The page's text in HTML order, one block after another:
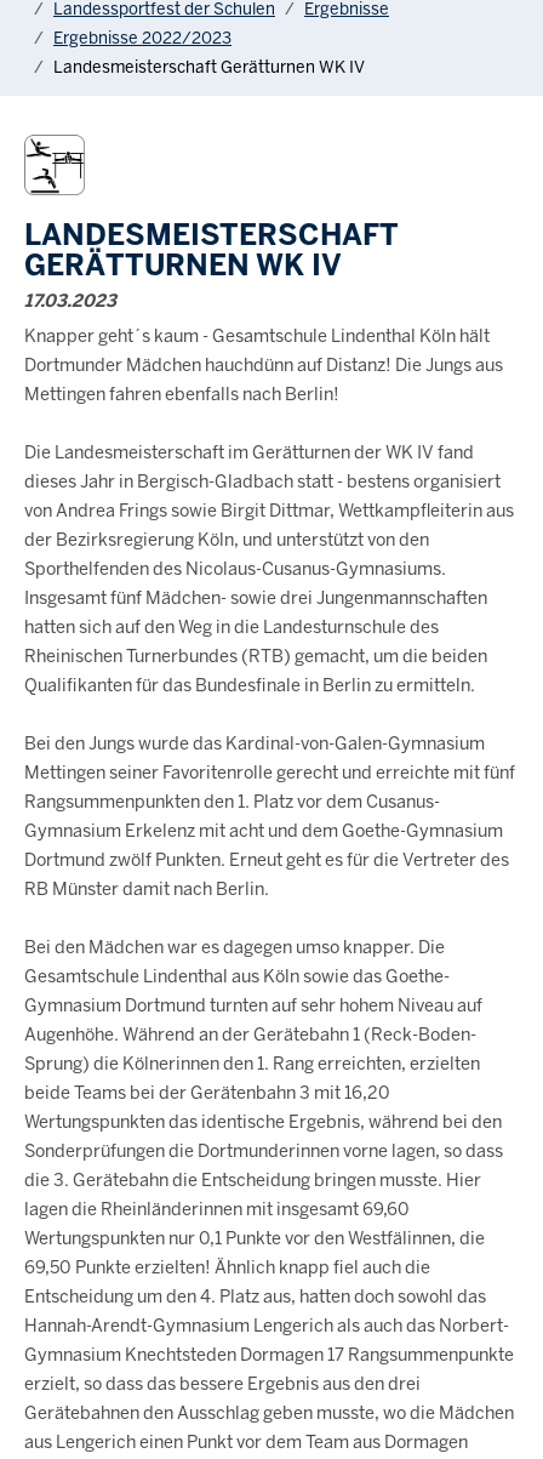
Landessportfest der Schulen
Ergebnisse
Ergebnisse 2022/2023
Landesmeisterschaft Gerätturnen WK IV
LANDESMEISTERSCHAFT
GERÄTTURNEN WK IV
17.03.2023
Knapper geht´s kaum - Gesamtschule Lindenthal Köln hält
Dortmunder Mädchen hauchdünn auf Distanz! Die Jungs aus
Mettingen fahren ebenfalls nach Berlin!
Die Landesmeisterschaft im Gerätturnen der WK IV fand
dieses Jahr in Bergisch-Gladbach statt - bestens organisiert
von Andrea Frings sowie Birgit Dittmar, Wettkampfleiterin aus
der Bezirksregierung Köln, und unterstützt von den
Sporthelfenden des Nicolaus-Cusanus-Gymnasiums.
Insgesamt fünf Mädchen- sowie drei Jungenmannschaften
hatten sich auf den Weg in die Landesturnschule des
Rheinischen Turnerbundes (RTB) gemacht, um die beiden
Qualifikanten für das Bundesfinale in Berlin zu ermitteln.
Bei den Jungs wurde das Kardinal-von-Galen-Gymnasium
Mettingen seiner Favoritenrolle gerecht und erreichte mit fünf
Rangsummenpunkten den 1. Platz vor dem Cusanus-
Gymnasium Erkelenz mit acht und dem Goethe-Gymnasium
Dortmund zwölf Punkten. Erneut geht es für die Vertreter des
RB Münster damit nach Berlin.
Bei den Mädchen war es dagegen umso knapper. Die
Gesamtschule Lindenthal aus Köln sowie das Goethe-
Gymnasium Dortmund turnten auf sehr hohem Niveau auf
Augenhöhe. Während an der Gerätebahn 1 (Reck-Boden-
Sprung) die Kölnerinnen den 1. Rang erreichten, erzielten
beide Teams bei der Gerätenbahn 3 mit 16,20
Wertungspunkten das identische Ergebnis, während bei den
Sonderprüfungen die Dortmunderinnen vorne lagen, so dass
die 3. Gerätebahn die Entscheidung bringen musste. Hier
lagen die Rheinländerinnen mit insgesamt 69,60
Wertungspunkten nur 0,1 Punkte vor den Westfälinnen, die
69,50 Punkte erzielten! Ähnlich knapp fiel auch die
Entscheidung um den 4. Platz aus, hatten doch sowohl das
Hannah-Arendt-Gymnasium Lengerich als auch das Norbert-
Gymnasium Knechtsteden Dormagen 17 Rangsummenpunkte
erzielt, so dass das bessere Ergebnis aus den drei
Gerätebahnen den Ausschlag geben musste, wo die Mädchen
aus Lengerich einen Punkt vor dem Team aus Dormagen